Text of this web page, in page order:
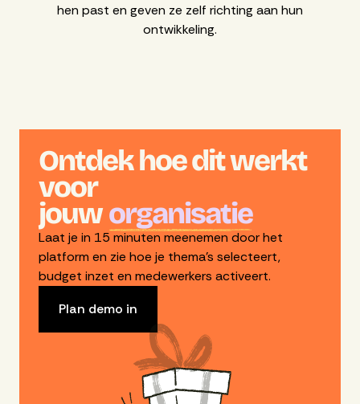
hen past en geven ze zelf richting aan hun
ontwikkeling.
Ontdek hoe dit werkt
voor
jouw organisatie
Laat je in 15 minuten meenemen door het
platform en zie hoe je thema’s selecteert,
budget inzet en medewerkers activeert.
Plan demo in